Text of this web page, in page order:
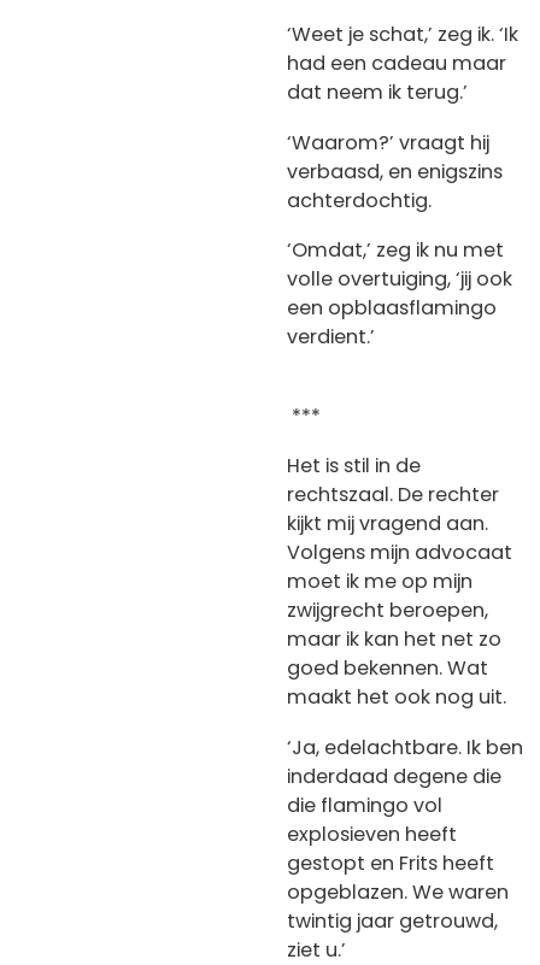
‘Weet je schat,’ zeg ik. ‘Ik
had een cadeau maar
dat neem ik terug.’
‘Waarom?’ vraagt hij
verbaasd, en enigszins
achterdochtig.
‘Omdat,’ zeg ik nu met
volle overtuiging, ‘jij ook
een opblaasflamingo
verdient.’
***
Het is stil in de
rechtszaal. De rechter
kijkt mij vragend aan.
Volgens mijn advocaat
moet ik me op mijn
zwijgrecht beroepen,
maar ik kan het net zo
goed bekennen. Wat
maakt het ook nog uit.
‘Ja, edelachtbare. Ik ben
inderdaad degene die
die flamingo vol
explosieven heeft
gestopt en Frits heeft
opgeblazen. We waren
twintig jaar getrouwd,
ziet u.’